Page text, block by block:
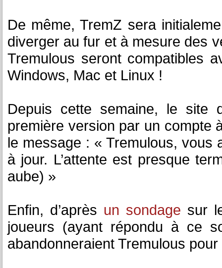
De même, TremZ sera
diverger au fur et à mesure des
Tremulous seront compatibles
Windows, Mac et Linux !
Depuis cette semaine, le site
première version par un compte
le message : « Tremulous, vous
à jour. L’attente est presque
aube) »
Enfin, d’après un sondage sur
joueurs (ayant répondu à ce
abandonneraient Tremulous